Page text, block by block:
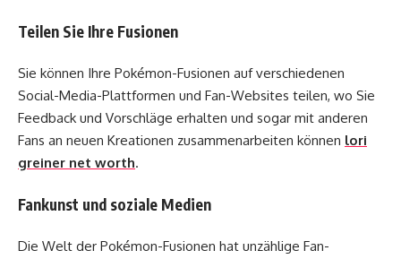
Teilen Sie Ihre Fusionen
Sie können Ihre Pokémon-Fusionen auf verschiedenen
Social-Media-Plattformen und Fan-Websites teilen, wo Sie
Feedback und Vorschläge erhalten und sogar mit anderen
Fans an neuen Kreationen zusammenarbeiten können lori
greiner net worth.
Fankunst und soziale Medien
Die Welt der Pokémon-Fusionen hat unzählige Fan-